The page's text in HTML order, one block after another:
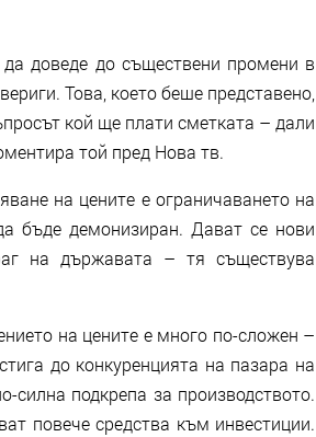
доведе до съществени промени в
Това, което беше представено,
кой ще плати сметката – дали
той пред Нова тв.
на цените е ограничаването на
бъде демонизиран. Дават се нови
на държавата – тя съществува
на цените е много по-сложен –
до конкуренцията на пазара на
силна подкрепа за производството.
повече средства към инвестиции.